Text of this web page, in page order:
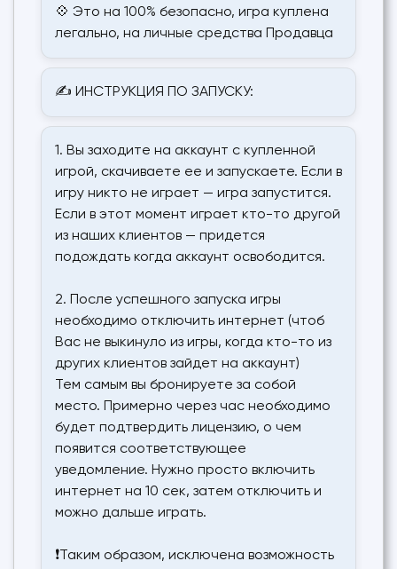
💠 Это на 100% безопасно, игра куплена
легально, на личные средства Продавца
✍ ИНСТРУКЦИЯ ПО ЗАПУСКУ:
1. Вы заходите на аккаунт с купленной
игрой, скачиваете ее и запускаете. Если в
игру никто не играет — игра запустится.
Если в этот момент играет кто-то другой
из наших клиентов — придется
подождать когда аккаунт освободится.
2. После успешного запуска игры
необходимо отключить интернет (чтоб
Вас не выкинуло из игры, когда кто-то из
других клиентов зайдет на аккаунт)
Тем самым вы бронируете за собой
место. Примерно через час необходимо
будет подтвердить лицензию, о чем
появится соответствующее
уведомление. Нужно просто включить
интернет на 10 сек, затем отключить и
можно дальше играть.
❗Таким образом, исключена возможность